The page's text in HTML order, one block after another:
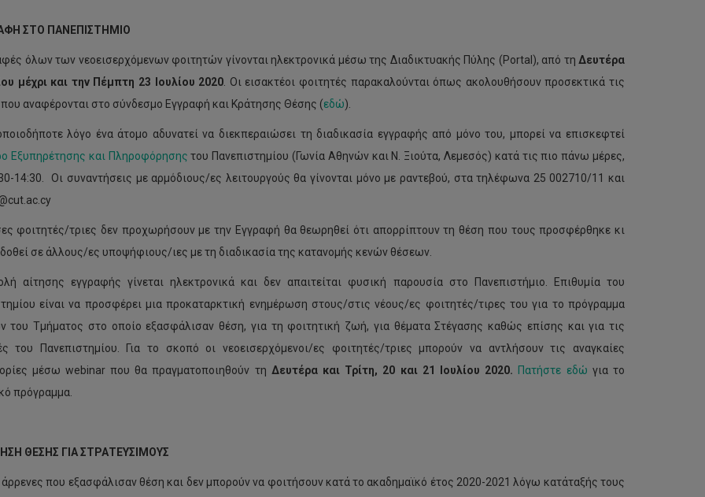
ΣΤΟ ΠΑΝΕΠΙΣΤΗΜΙΟ
όλων των νεοεισερχόμενων φοιτητών γίνονται ηλεκτρονικά μέσω της Διαδικτυακής Πύλης (Portal), από τη Δευτέρα
μέχρι και την Πέμπτη 23 Ιουλίου 2020 . Οι εισακτέοι φοιτητές παρακαλούνται όπως ακολουθήσουν προσεκτικά τις
που αναφέρονται στο σύνδεσμο Εγγραφή και Κράτησης Θέσης (εδώ).
λόγο ένα άτομο αδυνατεί να διεκπεραιώσει τη διαδικασία εγγραφής από μόνο του, μπορεί να επισκεφτεί
Εξυπηρέτησης και Πληροφόρησης του Πανεπιστημίου (Γωνία Αθηνών και Ν. Ξιούτα, Λεμεσός) κατά τις πιο πάνω μέρες,
14:30.
Οι συναντήσεις με αρμόδιους/ες λειτουργούς θα γίνονται μόνο με ραντεβού, στα τηλέφωνα 25 002710/11 και
φοιτητές/τριες δεν προχωρήσουν με την Εγγραφή θα θεωρηθεί ότι απορρίπτουν τη θέση που τους προσφέρθηκε κι
σε άλλους/ες υποψήφιους/ιες με τη διαδικασία της κατανομής κενών θέσεων.
αίτησης εγγραφής γίνεται ηλεκτρονικά και δεν απαιτείται φυσική παρουσία στο Πανεπιστήμιο. Επιθυμία του
είναι να προσφέρει μια προκαταρκτική ενημέρωση στους/στις νέους/ες φοιτητές/τιρες του για το πρόγραμμα
του Τμήματος στο οποίο εξασφάλισαν θέση, για τη φοιτητική ζωή, για θέματα Στέγασης καθώς επίσης και για τις
του Πανεπιστημίου. Για το σκοπό οι νεοεισερχόμενοι/ες φοιτητές/τριες μπορούν να αντλήσουν τις αναγκαίες
μέσω webinar που θα πραγματοποιηθούν τη Δευτέρα και Τρίτη, 20 και 21 Ιουλίου 2020. Πατήστε εδώ για το
πρόγραμμα.
ΘΕΣΗΣ ΓΙΑ ΣΤΡΑΤΕΥΣΙΜΟΥΣ
άρρενες που εξασφάλισαν θέση και δεν μπορούν να φοιτήσουν κατά το ακαδημαϊκό έτος 2020-2021 λόγω κατάταξής τους